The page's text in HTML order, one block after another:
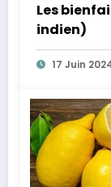
Les
indien)
17 Juin